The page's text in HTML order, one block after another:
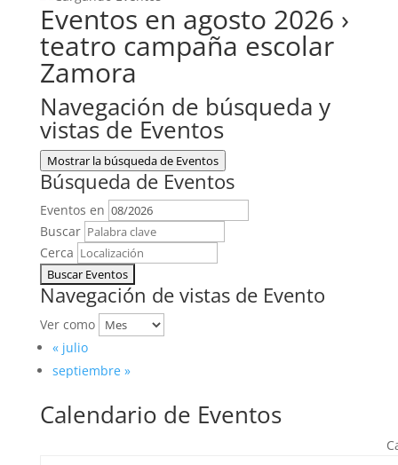
Eventos en agosto 2026 ›
teatro campaña escolar
Zamora
Navegación de búsqueda y
vistas de Eventos
Mostrar la búsqueda de Eventos
Búsqueda de Eventos
Eventos en
Buscar
Cerca
Navegación de vistas de Evento
Ver como
«julio
septiembre »
Calendario de Eventos